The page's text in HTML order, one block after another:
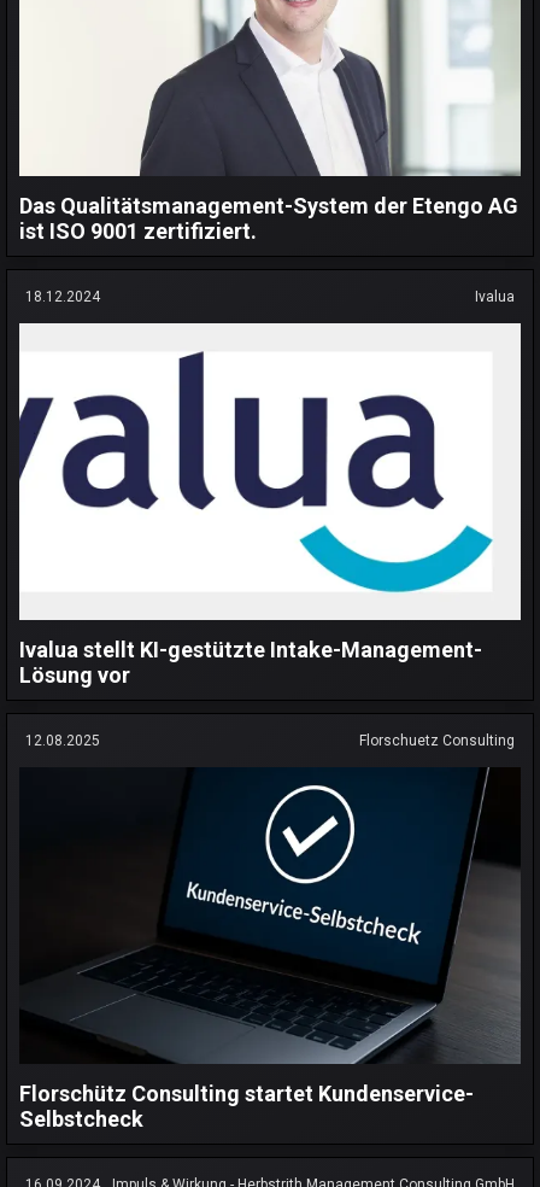
Das Qualitätsmanagement-System der Etengo AG
ist ISO 9001 zertifiziert.
18.12.2024 Ivalua
Ivalua stellt KI-gestützte Intake-Management-
Lösung vor
12.08.2025 Florschuetz Consulting
Florschütz Consulting startet Kundenservice-
Selbstcheck